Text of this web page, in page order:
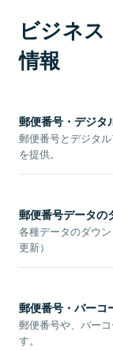
ビジネ
情報
郵便番号・デジタ
郵便番号とデジタ
を提供。
郵便番号データの
各種データのダウ
更新）
郵便番号・バーコ
郵便番号や、バー
す。